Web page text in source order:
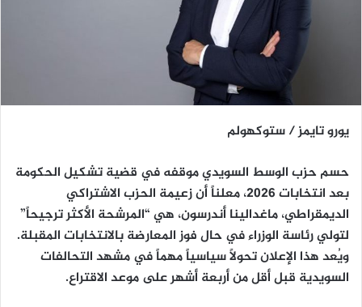
يورو تايمز / ستوكهولم
حسم حزب الوسط السويدي موقفه في قضية تشكيل الحكومة
بعد انتخابات 2026، معلناً أن زعيمة الحزب الاشتراكي
الديمقراطي، ماغدالينا أندرسون، هي “المرشحة الأكثر ترجيحاً”
لتولي رئاسة الوزراء في حال فوز المعارضة بالانتخابات المقبلة.
ويُعد هذا الإعلان تحولاً سياسياً مهماً في مشهد التحالفات
السويدية قبل أقل من أربعة أشهر على موعد الاقتراع.